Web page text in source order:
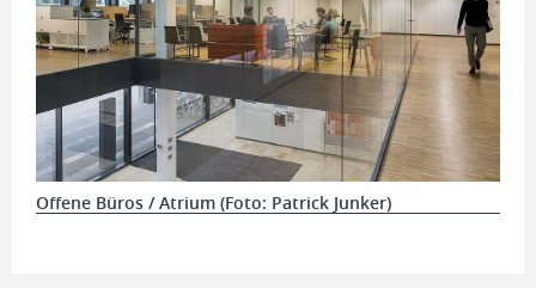
Offene Büros / Atrium (Foto: Patrick Junker)